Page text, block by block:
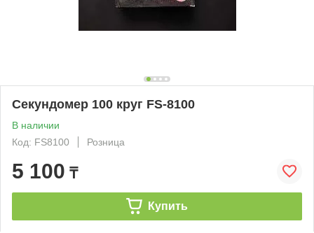
Секундомер 100 круг FS-8100
В наличии
Код: FS8100
Розница
5 100 ₸
Купить